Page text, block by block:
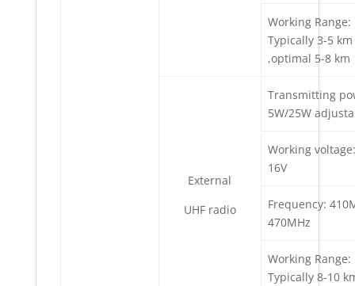
Working Range:
Typically 3-5 km
,optimal 5-8 km
External
UHF radio
Transmitting
5W/25W
Working
16V
Frequency:
470MHz
Working Range:
Typically 8-10